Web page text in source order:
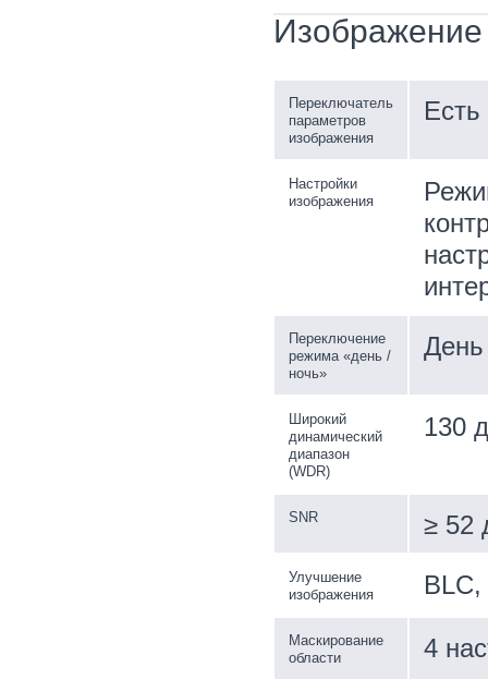
Изображение
Переключатель
параметров
изображения
Есть
Настройки
изображения
Переключение
режима «день /
ночь»
Широкий
динамический
диапазон
(WDR)
130
SNR ≥ 52
Улучшение
изображения
Маскирование
области
4